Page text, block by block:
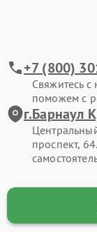
+7 (800)
Свяжитесь
поможем с
г.Барнаул
проспект,